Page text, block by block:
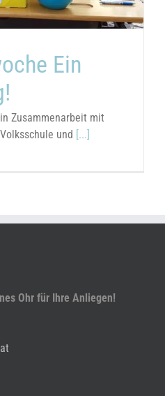
Ein
Zusammenarbeit mit
und [...]
Ohr für Ihre Anliegen!